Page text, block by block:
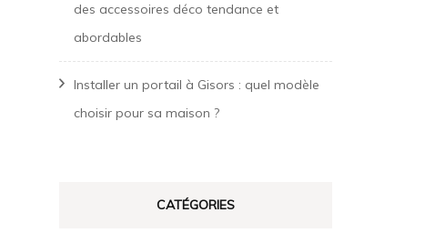
des accessoires déco tendance et
abordables
Installer un portail à Gisors : quel modèle
choisir pour sa maison ?
CATÉGORIES